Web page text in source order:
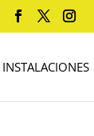
INSTALACIONES